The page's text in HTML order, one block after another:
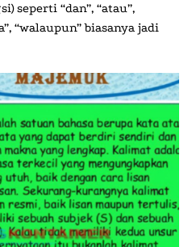
seperti “dan”, “atau”,
“walaupun” biasanya jadi